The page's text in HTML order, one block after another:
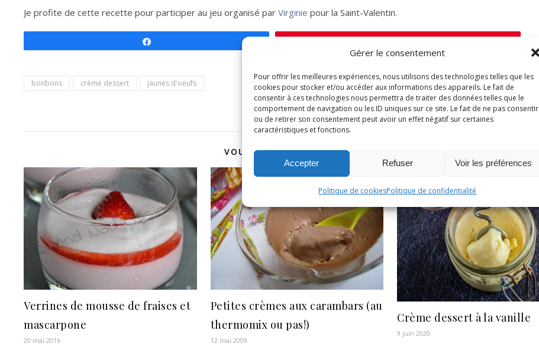
Gérer le consentement
Pour offrir les meilleures expériences, nous utilisons des technologies telles que les
cookies pour stocker et/ou accéder aux informations des appareils. Le fait de
consentir à ces technologies nous permettra de traiter des données telles que le
comportement de navigation ou les ID uniques sur ce site. Le fait de ne pas consentir
ou de retirer son consentement peut avoir un effet négatif sur certaines
caractéristiques et fonctions.
Accepter Refuser Voir les préférences
Politique de cookiesPolitique de confidentialité
Je profite de cette recette pour participer au jeu organisé par Virginie pour la Saint-Valentin.
bonbons crème dessert jaunes d'oeufs
VOUS POURRIEZ AUSSI AIMER
Verrines de mousse de fraises et
mascarpone
20 mai 2016
Petites crèmes aux carambars (au
thermomix ou pas!)
12 mai 2009
Crème dessert à la vanille
9 juin 2020